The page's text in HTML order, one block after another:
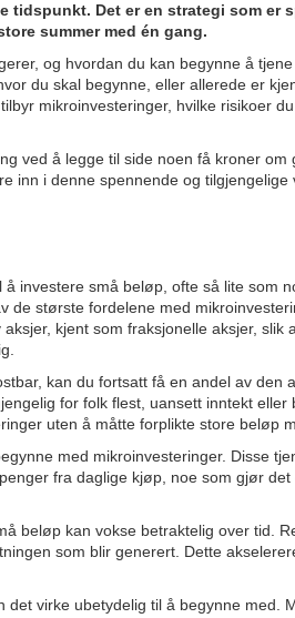
tidspunkt. Det er en strategi som er
summer med én gang.
og hvordan du kan begynne å
du skal begynne, eller allerede er
mikroinvesteringer, hvilke risikoer
ved å legge til side noen få kroner
inn i denne spennende og tilgjengelige
investere små beløp, ofte så lite som
de største fordelene med
kjent som fraksjonelle aksjer, slik
kan du fortsatt få en andel av den
for folk flest, uansett inntekt
uten å måtte forplikte store beløp
med mikroinvesteringer. Disse
fra daglige kjøp, noe som gjør
beløp kan vokse betraktelig over tid.
som blir generert. Dette
virke ubetydelig til å begynne med.